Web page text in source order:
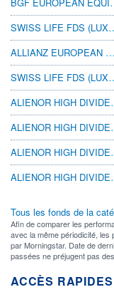
SWISS LIFE
ALLIANZ EUROPEAN EQUITY DIV AMG USD
SWISS LIFE
Tous les fonds de la
Afin de comparer les
avec la même périodicité,
par Morningstar. Date de
passées ne préjugent pas
ACCÈS RAPIDES